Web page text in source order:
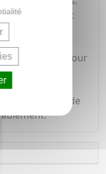
cutanée et
pour les
moussante pour
l'écosystème de